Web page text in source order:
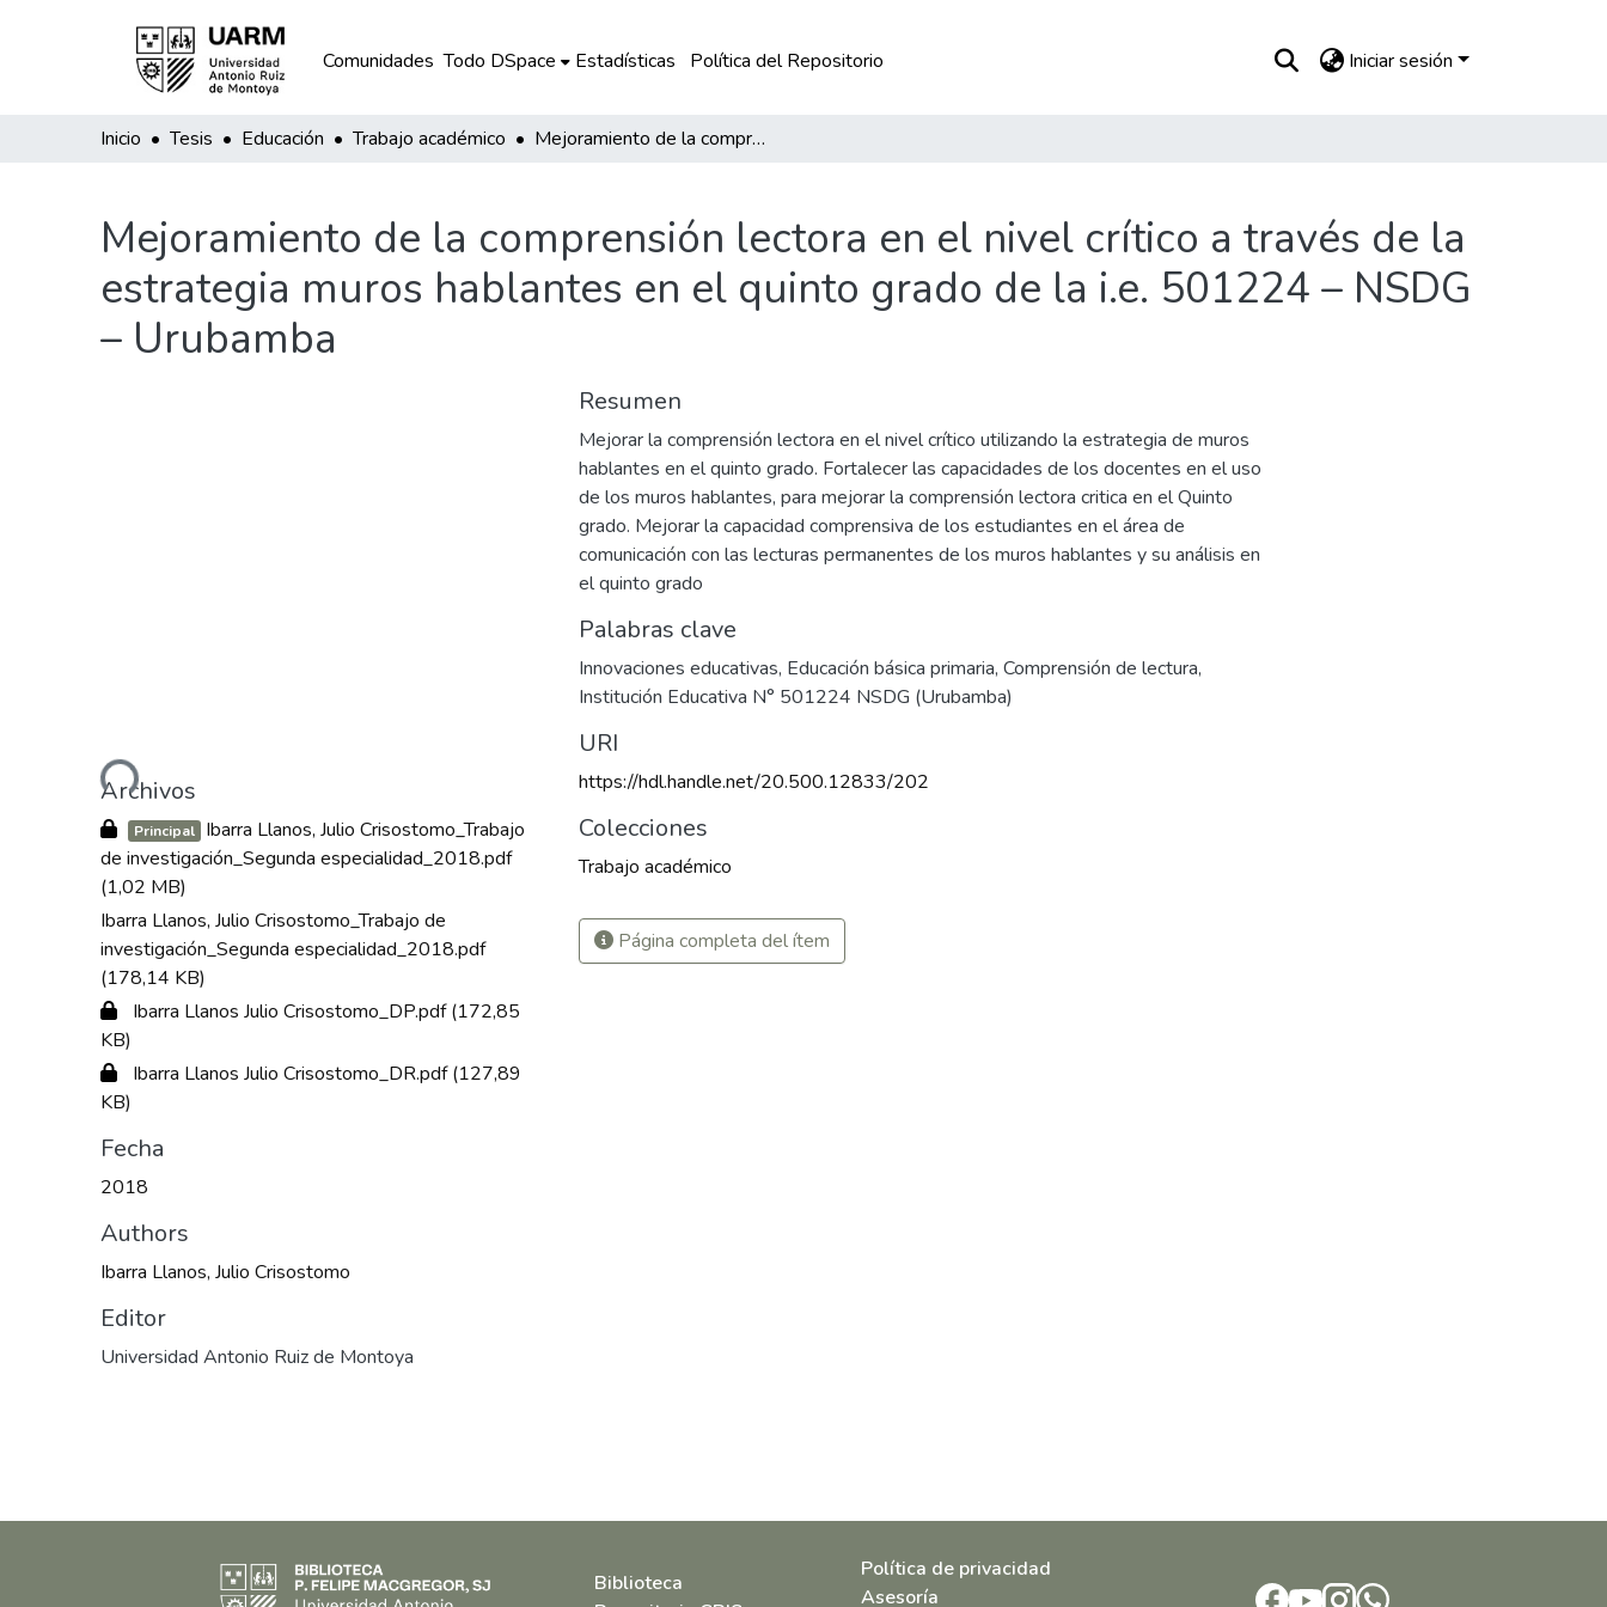
Comunidades Todo DSpace Estadísticas Política del Repositorio Iniciar sesión
Inicio Tesis Educación Trabajo académico Mejoramiento de la comprensión lectora en el nivel crítico a través de la estrategia muros hablantes en el quinto grado de la i.e. 501224 – NSDG – Urubamba
Mejoramiento de la comprensión lectora en el nivel crítico a través de la
estrategia muros hablantes en el quinto grado de la i.e. 501224 – NSDG
– Urubamba
Cargando...
Archivos
Principal Ibarra Llanos, Julio Crisostomo_Trabajo
de investigación_Segunda especialidad_2018.pdf
(1,02 MB)
Ibarra Llanos, Julio Crisostomo_Trabajo de
investigación_Segunda especialidad_2018.pdf
(178,14 KB)
Ibarra Llanos Julio Crisostomo_DP.pdf(172,85
KB)
Ibarra Llanos Julio Crisostomo_DR.pdf(127,89
KB)
Fecha
2018
Authors
Ibarra Llanos, Julio Crisostomo
Editor
Universidad Antonio Ruiz de Montoya
Resumen
Mejorar la comprensión lectora en el nivel crítico utilizando la estrategia de muros
hablantes en el quinto grado. Fortalecer las capacidades de los docentes en el uso
de los muros hablantes, para mejorar la comprensión lectora critica en el Quinto
grado. Mejorar la capacidad comprensiva de los estudiantes en el área de
comunicación con las lecturas permanentes de los muros hablantes y su análisis en
el quinto grado
Palabras clave
Innovaciones educativas, Educación básica primaria, Comprensión de lectura,
Institución Educativa N° 501224 NSDG (Urubamba)
URI
https://hdl.handle.net/20.500.12833/202
Colecciones
Trabajo académico
Página completa del ítem
Biblioteca
Política de privacidad
Asesoría